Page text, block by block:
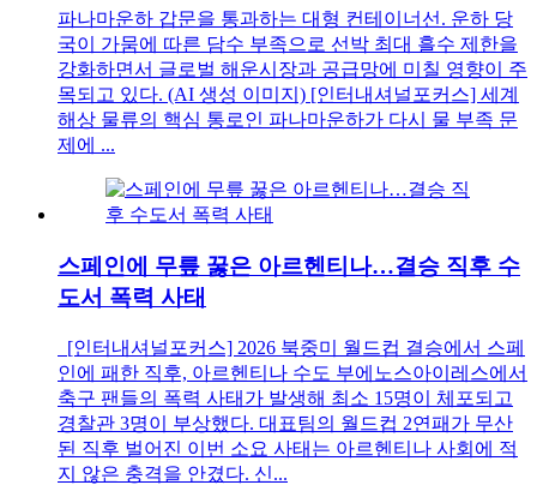
파나마운하 갑문을 통과하는 대형 컨테이너선. 운하 당
국이 가뭄에 따른 담수 부족으로 선박 최대 흘수 제한을
강화하면서 글로벌 해운시장과 공급망에 미칠 영향이 주
목되고 있다. (AI 생성 이미지) [인터내셔널포커스] 세계
해상 물류의 핵심 통로인 파나마운하가 다시 물 부족 문
제에 ...
스페인에 무릎 꿇은 아르헨티나…결승 직후 수
도서 폭력 사태
[인터내셔널포커스] 2026 북중미 월드컵 결승에서 스페
인에 패한 직후, 아르헨티나 수도 부에노스아이레스에서
축구 팬들의 폭력 사태가 발생해 최소 15명이 체포되고
경찰관 3명이 부상했다. 대표팀의 월드컵 2연패가 무산
된 직후 벌어진 이번 소요 사태는 아르헨티나 사회에 적
지 않은 충격을 안겼다. 신...